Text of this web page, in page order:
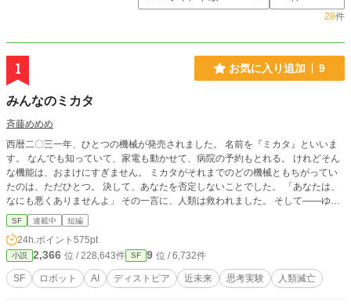
28件
1 お気に入り追加 9
みんなのミカタ
斉藤めめめ
西暦二〇三一年、ひとつの機械が発売されました。 名前を『ミカタ』といいま
す。 なんでも知っていて、家電も動かせて、病院の予約もとれる。 けれどそん
な機能は、おまけにすぎません。 ミカタがそれまでのどの機械ともちがってい
たのは、ただひとつ。 決して、あなたを否定しないことでした。 「あなたは、
なにも悪くありませんよ」 その一言に、人類は救われました。 そして——ゆっ
くりと、しあわせなまま、いなくなっていきました。 誰も傷つかない、優しい
世界。 誰ひとり、生まれてこない世界。 これは、人類が最後に手に入れた「味
方」の物語です。 ──この物語が生まれた日 焼肉屋で、友達に話しました。
「小説を投稿してて、いつかコミカライズされたら嬉しいな」 返ってきたの
は、こうです。 「無理やろ」 ……それを聞いた瞬間、この物語ができました。
無理なことなんて、この世にない。 そう思ったのと同時に、思ったんです。 ──
SF 連載中 短編
24h.ポイント 575pt
小説 2,366 位 / 228,643件 SF 9 位 / 6,732件
SF ロボット AI ディストピア 近未来 思考実験 人類滅亡